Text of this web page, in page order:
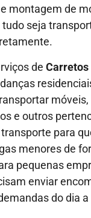
montagem de
seja
de Carretos
móveis,
e outros
para
menores de
pequenas
enviar
do dia a